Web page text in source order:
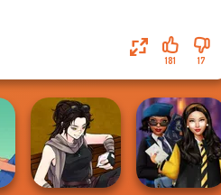
17
181